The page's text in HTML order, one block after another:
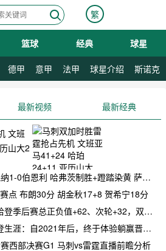
繁
篮球 经典 球星
德甲 意甲 法甲 球星介绍 斯诺克
最新视频 最新经典
文班
山大2
0伯恩利 哈弗茨制胜+蹬踏染黄 萨卡献助攻
点 布朗30分 胡金秋17+8 贺希宁18分
赛总正负值+62、次轮+32，双数据领跑骑士全队
涯：自2021年后，终于体验躺赢晋级滋味
西部决赛G1 马刺vs雷霆直播前瞻分析